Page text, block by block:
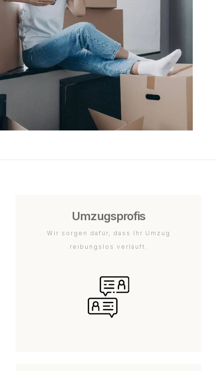
Umzugsprofis
Wir sorgen dafür, dass Ihr Umzug
reibungslos verläuft.